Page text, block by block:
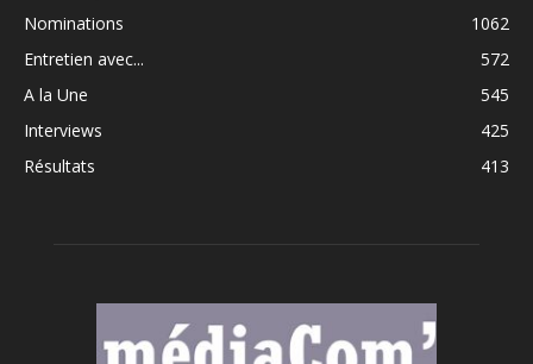
Nominations
1062
Entretien avec...
572
A la Une
545
Interviews
425
Résultats
413